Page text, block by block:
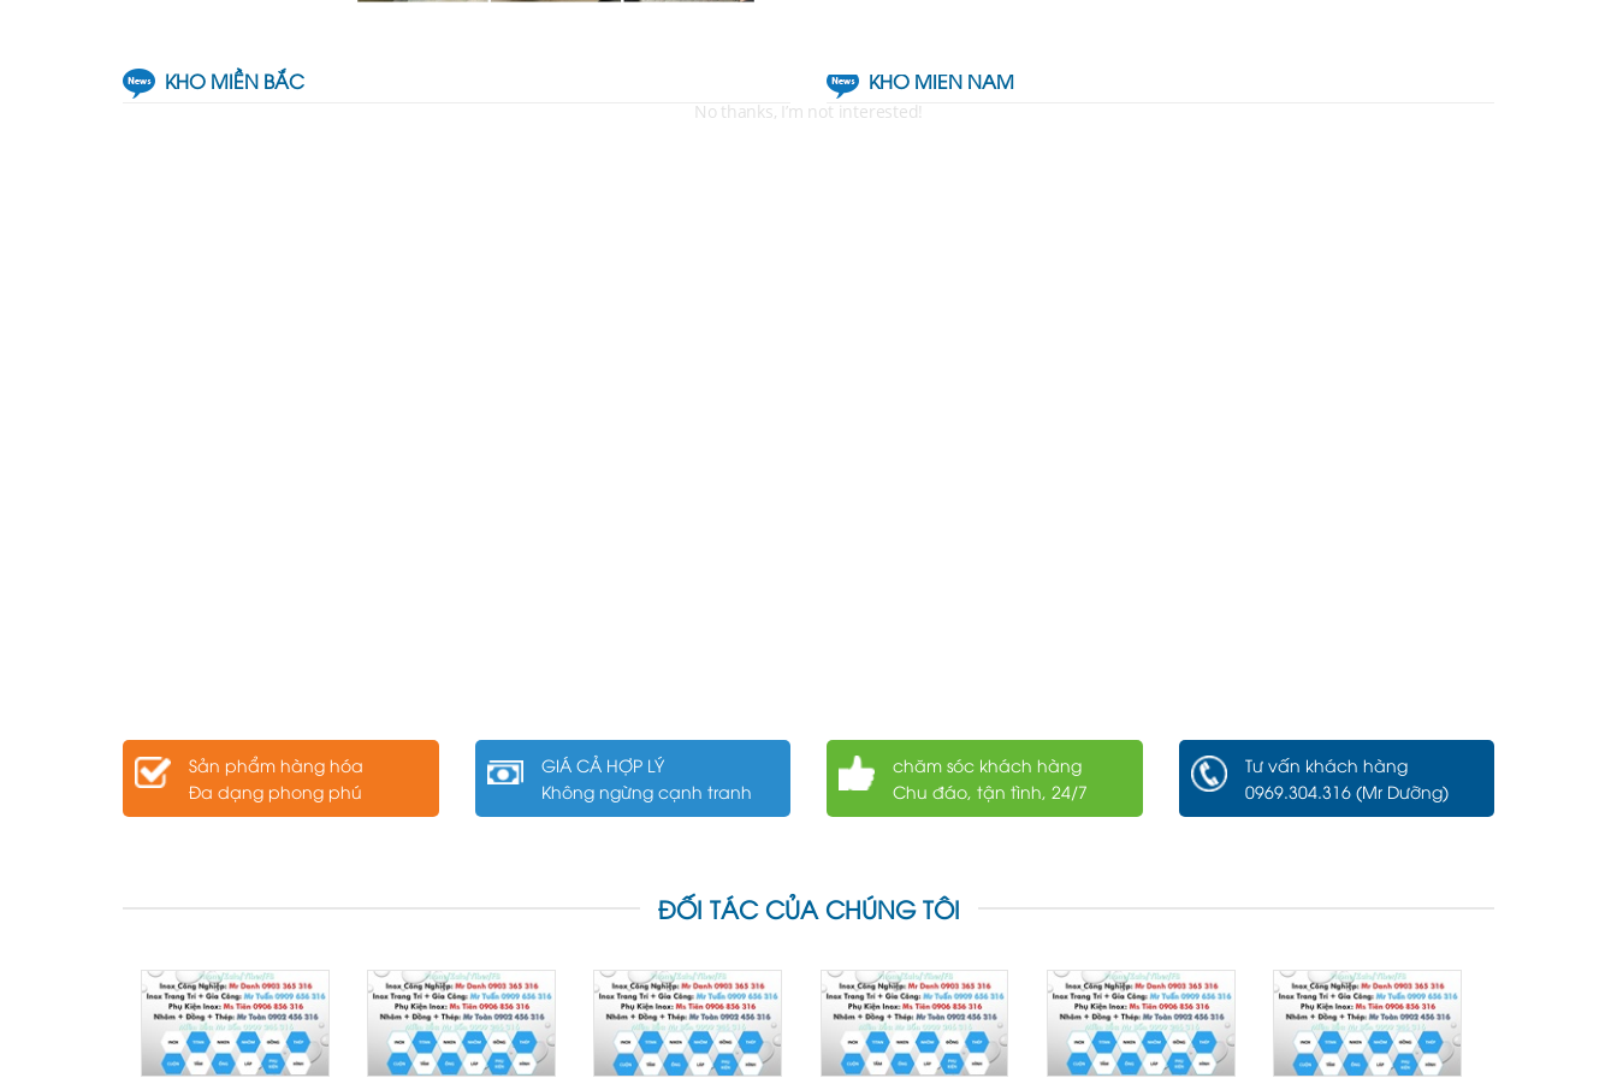
KHO MIỀN BẮC KHO MIỀN NAM
Sản phẩm hàng hóa
Đa dạng phong phú
GIÁ CẢ HỢP LÝ
Không ngừng cạnh tranh
chăm sóc khách hàng
Chu đáo, tận tình, 24/7
Tư vấn khách hàng
0969.304.316 (Mr Dưỡng)
ĐỐI TÁC CỦA CHÚNG TÔI